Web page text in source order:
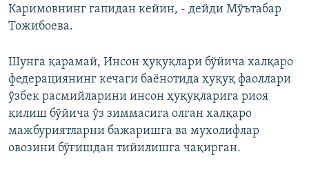
Каримовнинг гапидан кейин, - дейди Мўътабар
Тожибоева.
Шунга қарамай, Инсон ҳуқуқлари бўйича халқаро
федерациянинг кечаги баёнотида ҳуқуқ фаоллари
ўзбек расмийларини инсон ҳуқуқларига риоя
қилиш бўйича ўз зиммасига олган халқаро
мажбуриятларни бажаришга ва мухолифлар
овозини бўғишдан тийилишга чақирган.